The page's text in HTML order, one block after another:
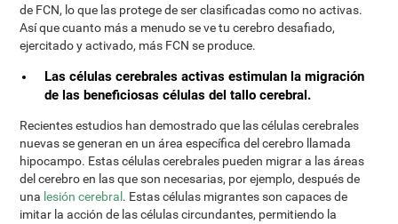
de FCN, lo que las protege de ser clasificadas como no activas.
Así que cuanto más a menudo se ve tu cerebro desafiado,
ejercitado y activado, más FCN se produce.
Las células cerebrales activas estimulan la migración
de las beneficiosas células del tallo cerebral.
Recientes estudios han demostrado que las células cerebrales
nuevas se generan en un área específica del cerebro llamada
hipocampo. Estas células cerebrales pueden migrar a las áreas
del cerebro en las que son necesarias, por ejemplo, después de
una lesión cerebral . Estas células migrantes son capaces de
imitar la acción de las células circundantes, permitiendo la